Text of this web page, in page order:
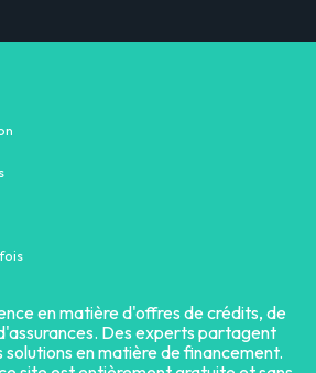
en matière d'offres de crédits, de
Des experts partagent
solutions en matière de financement.